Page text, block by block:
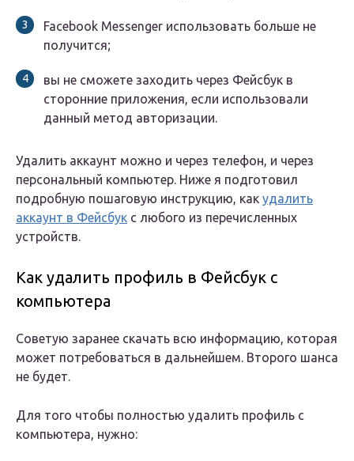
Facebook Messenger использовать больше не
получится;
вы не сможете заходить через Фейсбук в
сторонние приложения, если использовали
данный метод авторизации.
Удалить аккаунт можно и через телефон, и через
персональный компьютер. Ниже я подготовил
подробную пошаговую инструкцию, как удалить
аккаунт в Фейсбук с любого из перечисленных
устройств.
Как удалить профиль в Фейсбук с
компьютера
Советую заранее скачать всю информацию, которая
может потребоваться в дальнейшем. Второго шанса
не будет.
Для того чтобы полностью удалить профиль с
компьютера, нужно: